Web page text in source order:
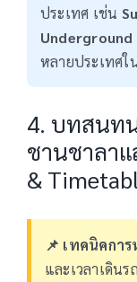
ประเทศ เช่น
Underground
หลายประเทศใ
4. บทสนท
ชานชาลาแ
&
📌 เทคนิคกา
และเวลาเดิน